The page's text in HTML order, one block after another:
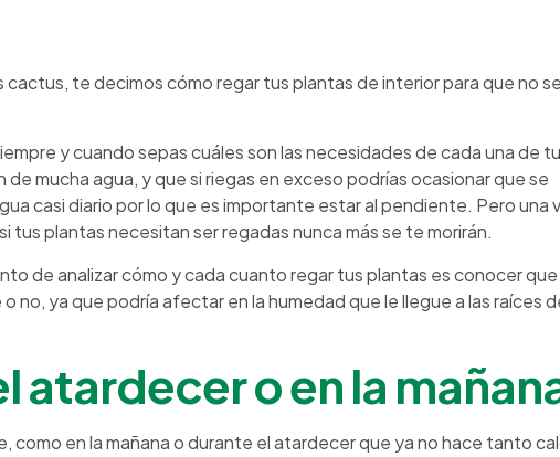
cactus, te decimos cómo regar tus plantas de interior para que no
y cuando sepas cuáles son las necesidades de cada una de
mucha agua, y que si riegas en exceso podrías ocasionar que se
casi diario por lo que es importante estar al pendiente. Pero una
tus plantas necesitan ser regadas nunca más se te morirán.
de analizar cómo y cada cuanto regar tus plantas es conocer
no, ya que podría afectar en la humedad que le llegue a las raíces
atardecer o en la
como en la mañana o durante el atardecer que ya no hace tanto